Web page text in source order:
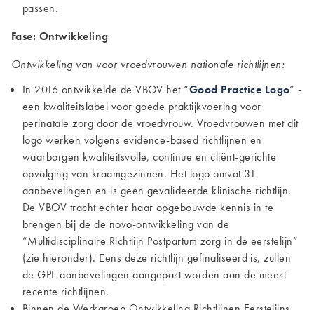
passen.
Fase: Ontwikkeling
Ontwikkeling van voor vroedvrouwen nationale richtlijnen:
In 2016 ontwikkelde de VBOV het “Good Practice Logo” -
een kwaliteitslabel voor goede praktijkvoering voor
perinatale zorg door de vroedvrouw. Vroedvrouwen met dit
logo werken volgens evidence-based richtlijnen en
waarborgen kwaliteitsvolle, continue en cliënt-gerichte
opvolging van kraamgezinnen. Het logo omvat 31
aanbevelingen en is geen gevalideerde klinische richtlijn.
De VBOV tracht echter haar opgebouwde kennis in te
brengen bij de de novo-ontwikkeling van de
“Multidisciplinaire Richtlijn Postpartum zorg in de eerstelijn”
(zie hieronder). Eens deze richtlijn gefinaliseerd is, zullen
de GPL-aanbevelingen aangepast worden aan de meest
recente richtlijnen.